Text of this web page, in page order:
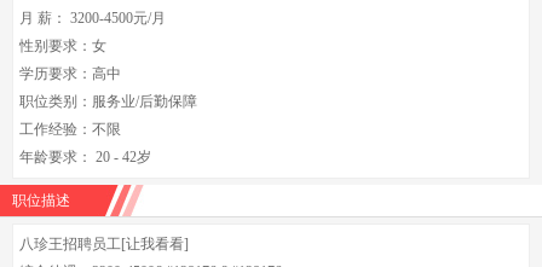
月 薪： 3200-4500元/月
性别要求：女
学历要求：高中
职位类别：服务业/后勤保障
工作经验：不限
年龄要求： 20 - 42岁
职位描述
八珍王招聘员工[让我看看]